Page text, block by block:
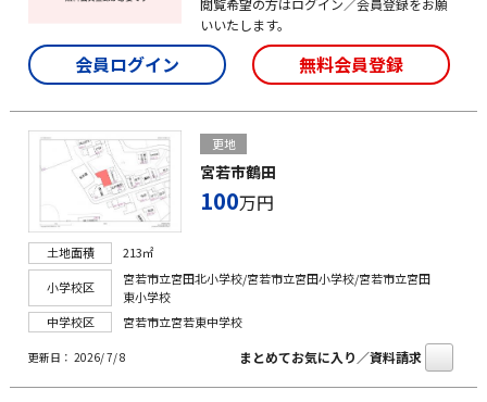
いいたします。
会員ログイン 無料会員登録
更地
宮若市鶴田
100万円
土地面積
213㎡
小学校区
宮若市立宮田北小学校/宮若市立宮田小学校/宮若市立宮田
東小学校
中学校区
宮若市立宮若東中学校
更新日： 2026/ 7/ 8 まとめてお気に入り／資料請求